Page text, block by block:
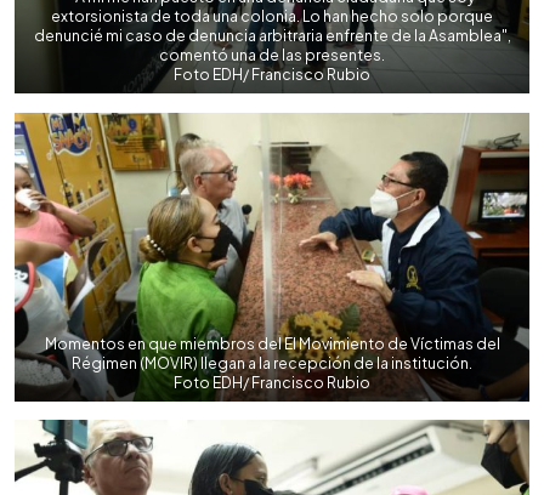
extorsionista de toda una colonia. Lo han hecho solo porque
denuncié mi caso de denuncia arbitraria enfrente de la Asamblea",
comentó una de las presentes.
Foto EDH/ Francisco Rubio
Momentos en que miembros del El Movimiento de Víctimas del
Régimen (MOVIR) llegan a la recepción de la institución.
Foto EDH/ Francisco Rubio